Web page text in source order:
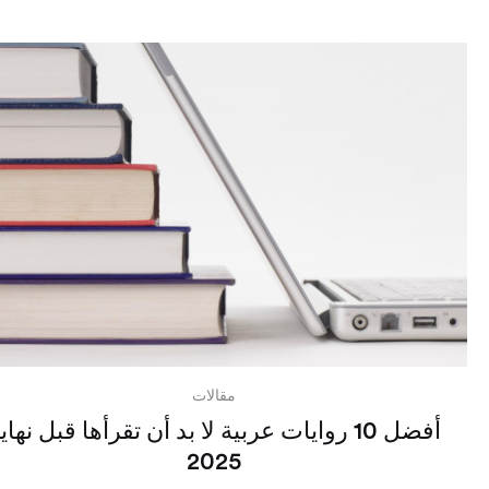
مقالات
أفضل 10 روايات عربية لا بد أن تقرأها قبل
2025